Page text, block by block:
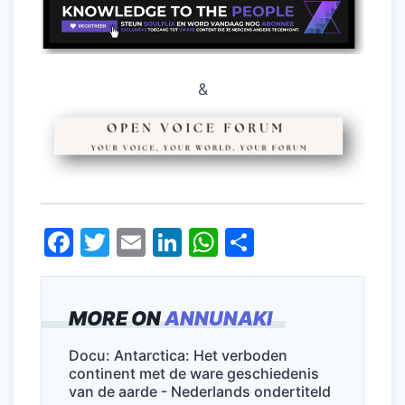
MORE ONANNUNAKI
Docu: Antarctica: Het verboden
continent met de ware geschiedenis
van de aarde - Nederlands ondertiteld
&
F
a
e
b
o
T
w
er
E
m
l
Li
n
e
dI
n
W
h
s
A
p
el
n